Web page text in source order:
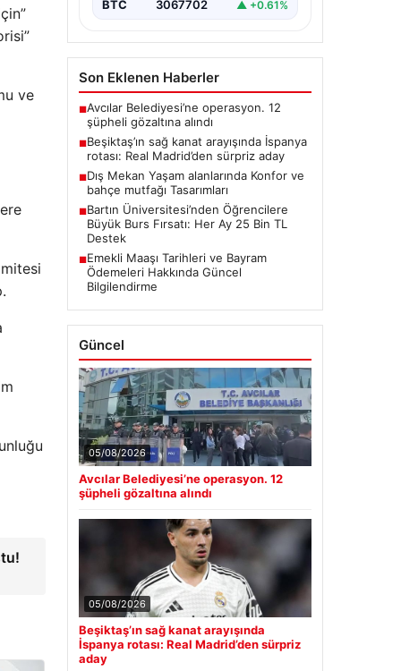
ve
BTC 3067702 ▲ +0.61%
Son Eklenen Haberler
■Avcılar Belediyesi’ne operasyon. 12
şüpheli gözaltına alındı
■Beşiktaş’ın sağ kanat arayışında İspanya
rotası: Real Madrid’den sürpriz aday
■Dış Mekan Yaşam alanlarında Konfor ve
bahçe mutfağı Tasarımları
■Bartın Üniversitesi’nden Öğrencilere
Büyük Burs Fırsatı: Her Ay 25 Bin TL
Destek
■Emekli Maaşı Tarihleri ve Bayram
Ödemeleri Hakkında Güncel
Bilgilendirme
Güncel
05/08/2026
Avcılar Belediyesi’ne operasyon. 12
şüpheli gözaltına alındı
05/08/2026
Beşiktaş’ın sağ kanat arayışında
İspanya rotası: Real Madrid’den sürpriz
aday